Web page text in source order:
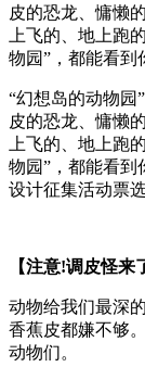
皮的恐龙、慵懒
上飞的、地上跑
物园”，都能看到
“幻想岛的动物园
皮的恐龙、慵懒
上飞的、地上跑
物园”，都能看到
设计征集活动票
【注意!调皮怪来
动物给我们最深
香蕉皮都嫌不够
动物们。